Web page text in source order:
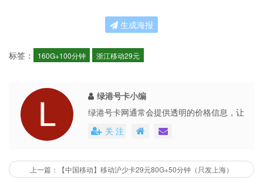
巨额流量，优惠逻辑清晰，对于浙江用户而言确实
是目前市面上难得的高性价比选择。优惠名额和期
立即申请，在线选号申请入口
#浙江移动流量卡 #大流量手机卡 #性价比推荐 #
移动灵动卡 #浙江优惠
生成海报
标签： 160G+100分钟 浙江移动29元
绿港号卡小编
绿港号卡网通常会提供透明的价格信息，让
用户能够清楚地了解到每个号卡套餐的具体
费用。这些平台还会不定期地推出各种优惠
了市场的公平竞争。
关 注
上一篇：【中国移动】移动沪少卡29元80G+50分钟（只发上海）